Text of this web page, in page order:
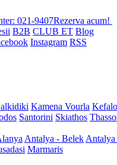
021-9407Rezerva acum!
B2B CLUB ET Blog
Instagram RSS
Kamena Vourla
Santorini Skiathos
Antalya - Belek
Marmaris